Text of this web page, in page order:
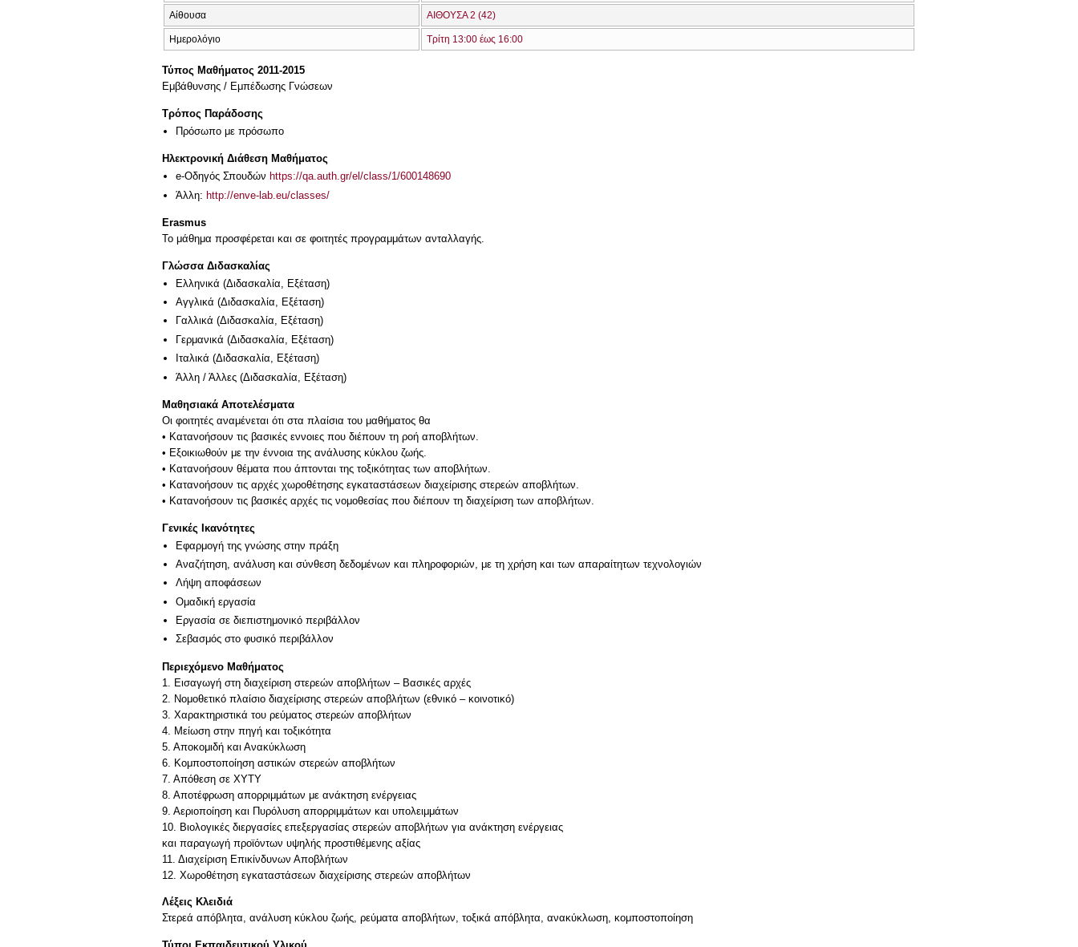
Αίθουσα ΑΙΘΟΥΣΑ 2 (42)
Ημερολόγιο Τρίτη 13:00 έως 16:00
Τύπος Μαθήματος 2011-2015
Εμβάθυνσης / Εμπέδωσης Γνώσεων
Τρόπος Παράδοσης
Πρόσωπο με πρόσωπο
Ηλεκτρονική Διάθεση Μαθήματος
e-Οδηγός Σπουδών https://qa.auth.gr/el/class/1/600148690
Άλλη: http://enve-lab.eu/classes/
Erasmus
Το μάθημα προσφέρεται και σε φοιτητές προγραμμάτων ανταλλαγής.
Γλώσσα Διδασκαλίας
Ελληνικά (Διδασκαλία, Εξέταση)
Αγγλικά (Διδασκαλία, Εξέταση)
Γαλλικά (Διδασκαλία, Εξέταση)
Γερμανικά (Διδασκαλία, Εξέταση)
Ιταλικά (Διδασκαλία, Εξέταση)
Άλλη / Άλλες (Διδασκαλία, Εξέταση)
Μαθησιακά Αποτελέσματα
Οι φοιτητές αναμένεται ότι στα πλαίσια του μαθήματος θα
• Κατανοήσουν τις βασικές εννοιες που διέπουν τη ροή αποβλήτων.
• Εξοικιωθούν με την έννοια της ανάλυσης κύκλου ζωής.
• Κατανοήσουν θέματα που άπτονται της τοξικότητας των αποβλήτων.
• Κατανοήσουν τις αρχές χωροθέτησης εγκαταστάσεων διαχείρισης στερεών αποβλήτων.
• Κατανοήσουν τις βασικές αρχές τις νομοθεσίας που διέπουν τη διαχείριση των αποβλήτων.
Γενικές Ικανότητες
Εφαρμογή της γνώσης στην πράξη
Αναζήτηση, ανάλυση και σύνθεση δεδομένων και πληροφοριών, με τη χρήση και των απαραίτητων τεχνολογιών
Λήψη αποφάσεων
Ομαδική εργασία
Εργασία σε διεπιστημονικό περιβάλλον
Σεβασμός στο φυσικό περιβάλλον
Περιεχόμενο Μαθήματος
1. Εισαγωγή στη διαχείριση στερεών αποβλήτων – Βασικές αρχές
2. Νομοθετικό πλαίσιο διαχείρισης στερεών αποβλήτων (εθνικό – κοινοτικό)
3. Χαρακτηριστικά του ρεύματος στερεών αποβλήτων
4. Μείωση στην πηγή και τοξικότητα
5. Αποκομιδή και Ανακύκλωση
6. Κομποστοποίηση αστικών στερεών αποβλήτων
7. Απόθεση σε ΧΥΤΥ
8. Αποτέφρωση απορριμμάτων με ανάκτηση ενέργειας
9. Αεριοποίηση και Πυρόλυση απορριμμάτων και υπολειμμάτων
10. Βιολογικές διεργασίες επεξεργασίας στερεών αποβλήτων για ανάκτηση ενέργειας
και παραγωγή προϊόντων υψηλής προστιθέμενης αξίας
11. Διαχείριση Επικίνδυνων Αποβλήτων
12. Χωροθέτηση εγκαταστάσεων διαχείρισης στερεών αποβλήτων
Λέξεις Κλειδιά
Στερεά απόβλητα, ανάλυση κύκλου ζωής, ρεύματα αποβλήτων, τοξικά απόβλητα, ανακύκλωση, κομποστοποίηση